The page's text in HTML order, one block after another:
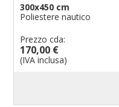
300x450 cm
Poliestere nautico
Prezzo cda:
170,00 €
(IVA inclusa)